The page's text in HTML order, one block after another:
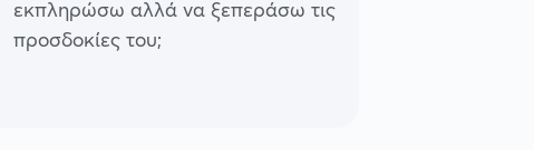
εκπληρώσω αλλά να ξεπεράσω τις
προσδοκίες του;